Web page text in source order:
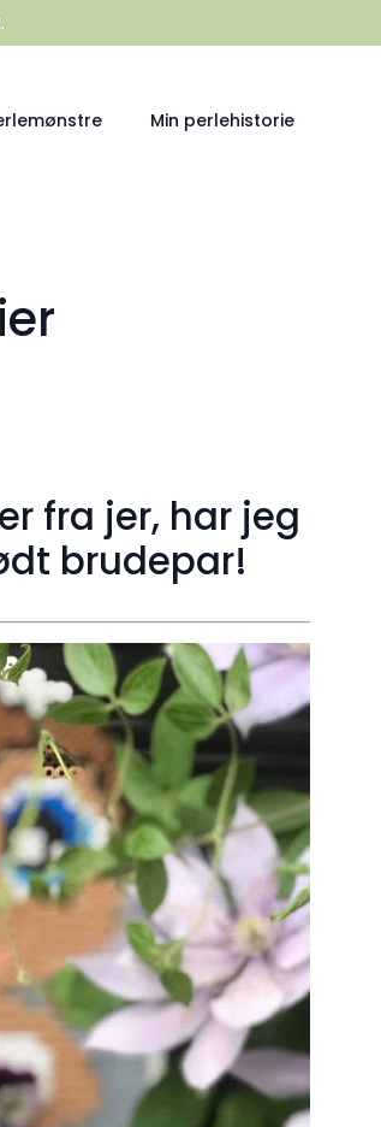
Min perlehistorie
fra jer, har jeg
brudepar!